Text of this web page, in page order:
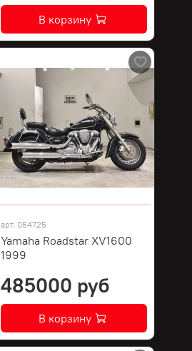
В корзину
арт. 054725
Yamaha Roadstar XV1600
1999
485000 руб
В корзину